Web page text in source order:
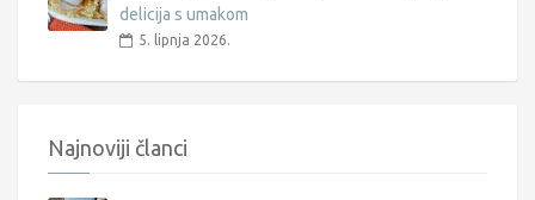
delicija s umakom
5. lipnja 2026.
Najnoviji članci